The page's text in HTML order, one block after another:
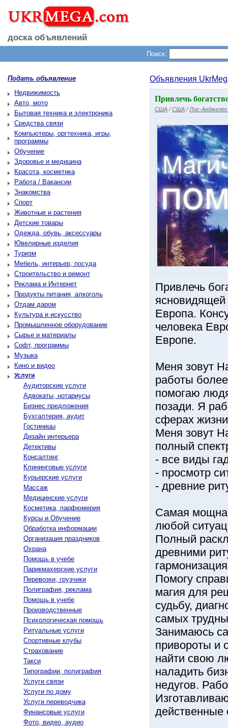
доска объявлений
Поиск:
Подать объявление
Недвижимость
Авто, мото
Бытовая техника и электроника
Средства связи
Компьютеры, оргтехника, игры,
программы
Обучение
Здоровье и медицина
Красота, косметика
Работа / Вакансии
Знакомства
Спорт
Животные и растения
Детские товары
Одежда, обувь, аксессуары
Ювелирные изделия
Туризм
Мебель, интерьер, посуда
Строительство и ремонт
Реклама и Интернет
Продукты питания, алкоголь
Отдам даром
Культура и искусство
Промышленное оборудование
Сырье и материалы
Софт, программы
Музыка
Кино и видео
Услуги
Аудиторские услуги
Адвокаты, нотариусы
Бизнес предложения
Бухгалтерия, аудит
Гостиницы
Дизайн интерьера
Детективы
Консалтинг
Клининговые услуги
Курьерские услуги
Массаж
Медицинские услуги
Косметика, парфюмерия
Курсы и Обучение
Обработка информации
Организация праздников
Охрана
Помощь в учебе
Парикмахерские услуги
Перевозки, грузчики
Полиграфия, реклама
Помощь в учебе
Производственные
Психологическая помощь
Ритуальные услуги
Спортивные клубы
Страхование
Такси
Типографии, полиграфия
Услуги связи
Услуги по дому
Услуги переводчика
Финансовые услуги
Фото, видео, аудио
Объявления
Привлечь
США /США /Лос-
Привлечь
ясновидящей
Европа.
человека
Европе.
Меня зовут
работы
помогаю
позади. Я
сферах
Меня зовут
полный
- все виды
- просмотр
- древние
Самая мощна
любой
Полный
древними
Помогу
магия для
судьбу,
самых
Занимаюсь
привороты и
найти свою
наладить
недугов.
действенные